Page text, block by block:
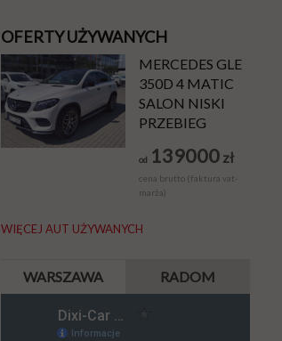
OFERTY UŻYWANYCH
MERCEDES GLE
350D 4 MATIC
SALON NISKI
PRZEBIEG
od 139000 zł
cena brutto (faktura vat-
marża)
WIĘCEJ AUT UŻYWANYCH
WARSZAWA RADOM